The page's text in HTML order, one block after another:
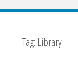
Tag: Library